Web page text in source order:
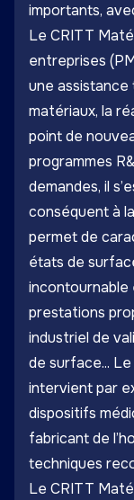
importants,
Le CRITT
entreprises
une
matériaux, la
point de
programmes
demandes, il
conséquent à
permet de
états de
incontournable
prestations
industriel de
de surface...
intervient par
dispositifs
fabricant de
techniques
Le CRITT